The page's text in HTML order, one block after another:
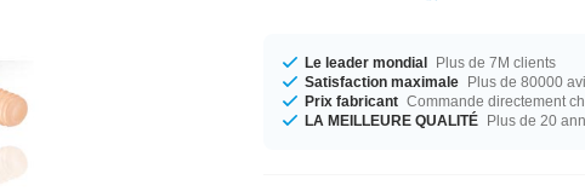
Le leader mondial Plus de 7M clients
Satisfaction maximale Plus de 80000
Prix fabricant Commande directement
LA MEILLEURE QUALITÉ Plus de 20